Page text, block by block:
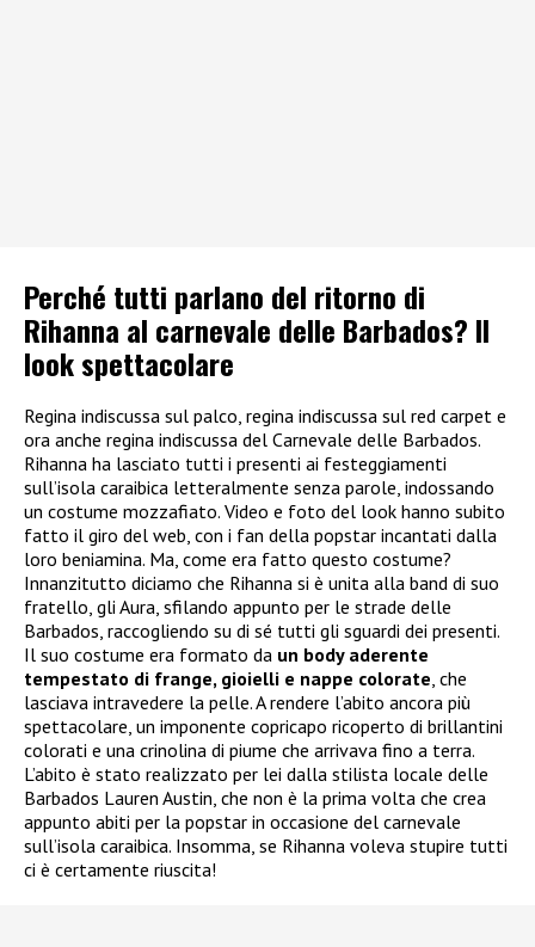
Perché tutti parlano del ritorno di
Rihanna al carnevale delle Barbados? Il
look spettacolare
Regina indiscussa sul palco, regina indiscussa sul red carpet e
ora anche regina indiscussa del Carnevale delle Barbados.
Rihanna ha lasciato tutti i presenti ai festeggiamenti
sull’isola caraibica letteralmente senza parole, indossando
un costume mozzafiato. Video e foto del look hanno subito
fatto il giro del web, con i fan della popstar incantati dalla
loro beniamina. Ma, come era fatto questo costume?
Innanzitutto diciamo che Rihanna si è unita alla band di suo
fratello, gli Aura, sfilando appunto per le strade delle
Barbados, raccogliendo su di sé tutti gli sguardi dei presenti.
Il suo costume era formato da un body aderente
tempestato di frange, gioielli e nappe colorate , che
lasciava intravedere la pelle. A rendere l’abito ancora più
spettacolare, un imponente copricapo ricoperto di brillantini
colorati e una crinolina di piume che arrivava fino a terra.
L’abito è stato realizzato per lei dalla stilista locale delle
Barbados Lauren Austin, che non è la prima volta che crea
appunto abiti per la popstar in occasione del carnevale
sull’isola caraibica. Insomma, se Rihanna voleva stupire tutti
ci è certamente riuscita!